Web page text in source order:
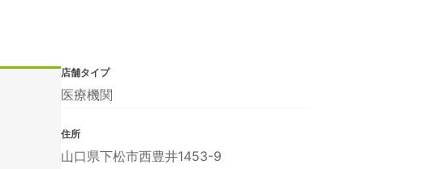
店舗タイプ
医療機関
住所
山口県下松市西豊井1453-9